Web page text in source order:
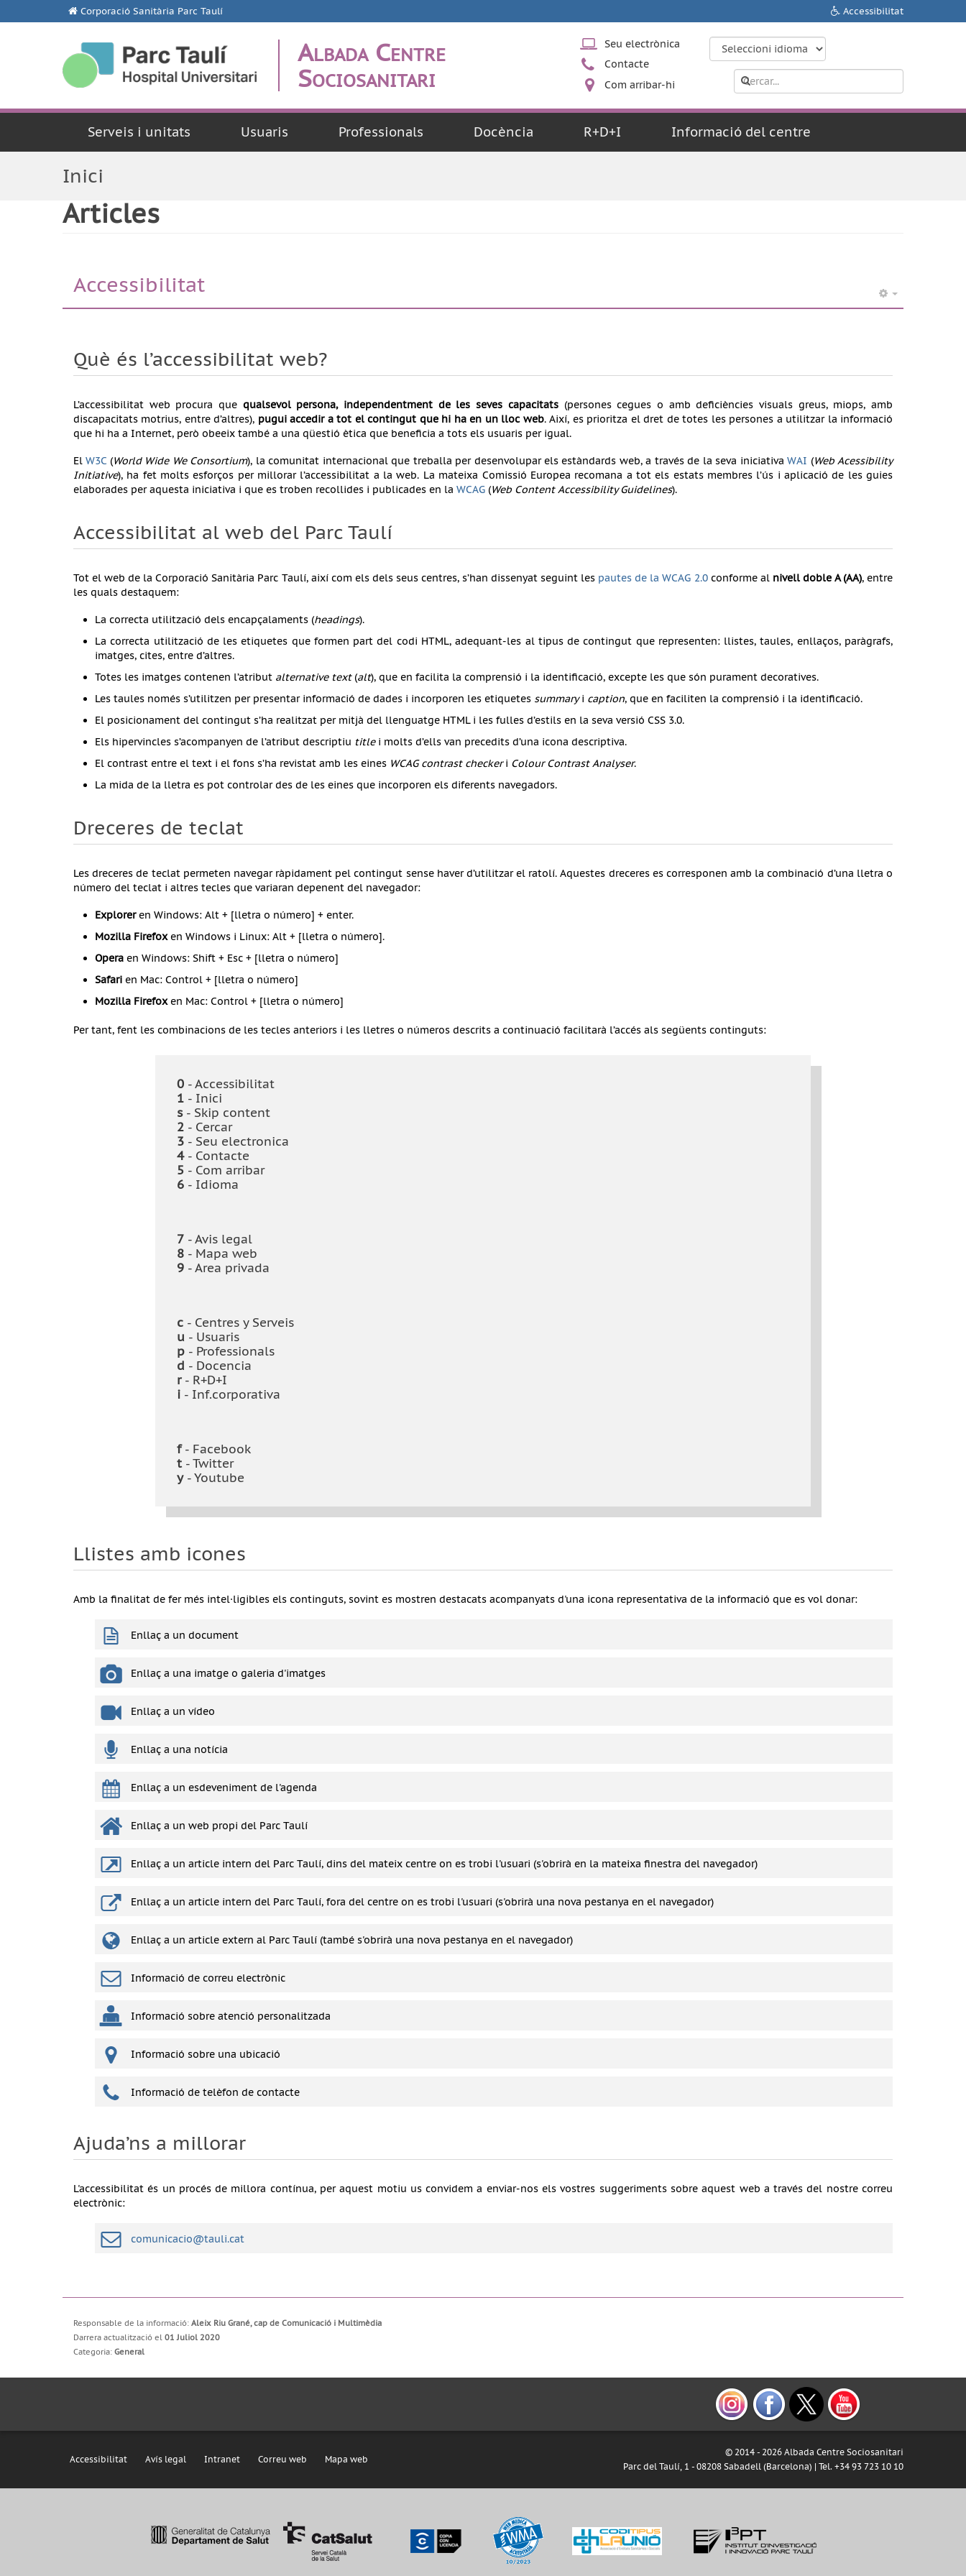
Corporació Sanitària Parc Taulí Accessibilitat
Albada Centre
Sociosanitari
Seu electrònica
Contacte
Com arribar-hi
Serveis i unitats Usuaris Professionals Docència R+D+I Informació del centre
Inici
Articles
Accessibilitat
Què és l’accessibilitat web?
L’accessibilitat web procura que qualsevol persona, independentment de les seves capacitats(persones cegues o amb deficiències visuals greus, miops, amb
discapacitats motrius, entre d’altres), pugui accedir a tot el contingut que hi ha en un lloc web. Així, es prioritza el dret de totes les persones a utilitzar la informació
que hi ha a Internet, però obeeix també a una qüestió ètica que beneficia a tots els usuaris per igual.
ElW3C (World Wide We Consortium), la comunitat internacional que treballa per desenvolupar els estàndards web, a través de la seva iniciativaWAI (Web Acessibility
Initiative), ha fet molts esforços per millorar l’accessibilitat a la web. La mateixa Comissió Europea recomana a tot els estats membres l’ús i aplicació de les guies
elaborades per aquesta iniciativa i que es troben recollides i publicades en la WCAG (Web Content Accessibility Guidelines).
Accessibilitat al web del Parc Taulí
Tot el web de la Corporació Sanitària Parc Taulí, així com els dels seus centres, s’han dissenyat seguint les pautes de la WCAG 2.0conforme al nivell doble A (AA), entre
les quals destaquem:
La correcta utilització dels encapçalaments (headings).
La correcta utilització de les etiquetes que formen part del codi HTML, adequant-les al tipus de contingut que representen: llistes, taules, enllaços, paràgrafs,
imatges, cites, entre d’altres.
Totes les imatges contenen l’atribut alternative text(alt), que en facilita la comprensió i la identificació, excepte les que són purament decoratives.
Les taules només s’utilitzen per presentar informació de dades i incorporen les etiquetes summaryi caption, que en faciliten la comprensió i la identificació.
El posicionament del contingut s’ha realitzat per mitjà del llenguatge HTML i les fulles d’estils en la seva versió CSS 3.0.
Els hipervincles s’acompanyen de l’atribut descriptiu titlei molts d’ells van precedits d’una icona descriptiva.
El contrast entre el text i el fons s’ha revistat amb les eines WCAG contrast checkeri Colour Contrast Analyser.
La mida de la lletra es pot controlar des de les eines que incorporen els diferents navegadors.
Dreceres de teclat
Les dreceres de teclat permeten navegar ràpidament pel contingut sense haver d’utilitzar el ratolí. Aquestes dreceres es corresponen amb la combinació d’una lletra o
número del teclat i altres tecles que variaran depenent del navegador:
Exploreren Windows: Alt + [lletra o número] + enter.
Mozilla Firefoxen Windows i Linux: Alt + [lletra o número].
Opera en Windows: Shift + Esc + [lletra o número]
Safari en Mac: Control + [lletra o número]
Mozilla Firefoxen Mac: Control + [lletra o número]
Per tant, fent les combinacions de les tecles anteriors i les lletres o números descrits a continuació facilitarà l’accés als següents continguts:
0 - Accessibilitat
1 - Inici
s- Skip content
2 - Cercar
3 - Seu electronica
4- Contacte
5 - Com arribar
6 - Idioma
7 - Avis legal
8 - Mapa web
9 - Area privada
c - Centres y Serveis
u - Usuaris
p - Professionals
d - Docencia
r- R+D+I
i - Inf.corporativa
f- Facebook
t - Twitter
y- Youtube
Llistes amb icones
Amb la finalitat de fer més intel·ligibles els continguts, sovint es mostren destacats acompanyats d'una icona representativa de la informació que es vol donar:
Enllaç a un document
Enllaç a una imatge o galeria d'imatges
Enllaç a un vídeo
Enllaç a una notícia
Enllaç a un esdeveniment de l'agenda
Enllaç a un web propi del Parc Taulí
Enllaç a un article intern del Parc Taulí, dins del mateix centre on es trobi l'usuari (s'obrirà en la mateixa finestra del navegador)
Enllaç a un article intern del Parc Taulí, fora del centre on es trobi l'usuari (s'obrirà una nova pestanya en el navegador)
Enllaç a un article extern al Parc Taulí (també s'obrirà una nova pestanya en el navegador)
Informació de correu electrònic
Informació sobre atenció personalitzada
Informació sobre una ubicació
Informació de telèfon de contacte
Ajuda’ns a millorar
L'accessibilitat és un procés de millora contínua, per aquest motiu us convidem a enviar-nos els vostres suggeriments sobre aquest web a través del nostre correu
electrònic:
comunicacio@tauli.cat
Responsable de la informació: Aleix Riu Grané, cap de Comunicació i Multimèdia
Darrera actualització el 01 Juliol 2020
Categoria: General
Accessibilitat Avís legal Intranet Correu web Mapa web
© 2014 - 2026 Albada Centre Sociosanitari
Parc del Taulí, 1 - 08208 Sabadell (Barcelona) | Tel. +34 93 723 10 10